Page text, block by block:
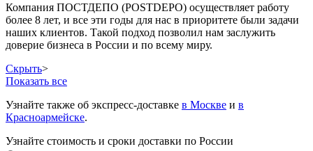
Компания ПОСТДЕПО (POSTDEPO) осуществляет работу
более 8 лет, и все эти годы для нас в приоритете были задачи
наших клиентов. Такой подход позволил нам заслужить
доверие бизнеса в России и по всему миру.
Скрыть>
Показать все
Узнайте также об экспресс-доставке в Москве и в
Красноармейске.
Узнайте стоимость и сроки доставки по России